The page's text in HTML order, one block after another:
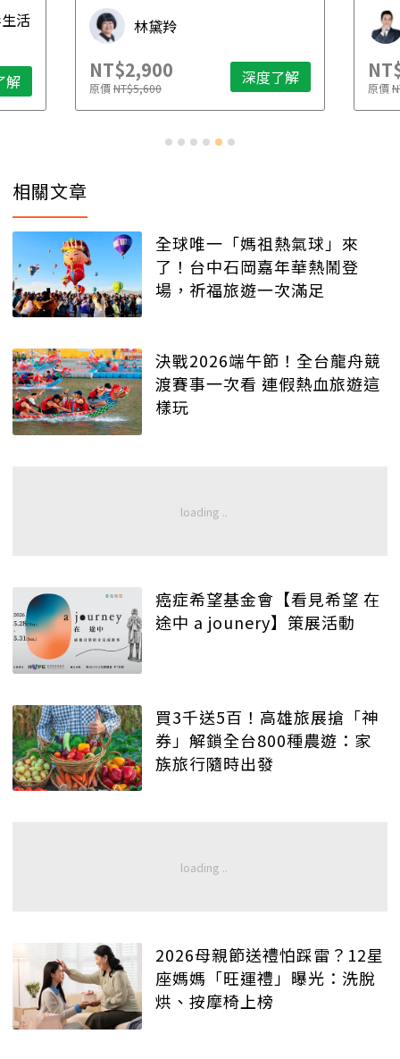
活
解
林黛羚
NT$2,900
原價NT$5,600 深度了解 原價
相關文章
全球唯一「媽祖熱氣球」來
了！台中石岡嘉年華熱鬧登
場，祈福旅遊一次滿足
決戰2026端午節！全台龍舟競
渡賽事一次看 連假熱血旅遊這
樣玩
癌症希望基金會【看見希望 在
途中 a jounery】策展活動
買3千送5百！高雄旅展搶「神
券」解鎖全台800種農遊：家
族旅行隨時出發
2026母親節送禮怕踩雷？12星
座媽媽「旺運禮」曝光：洗脫
烘、按摩椅上榜